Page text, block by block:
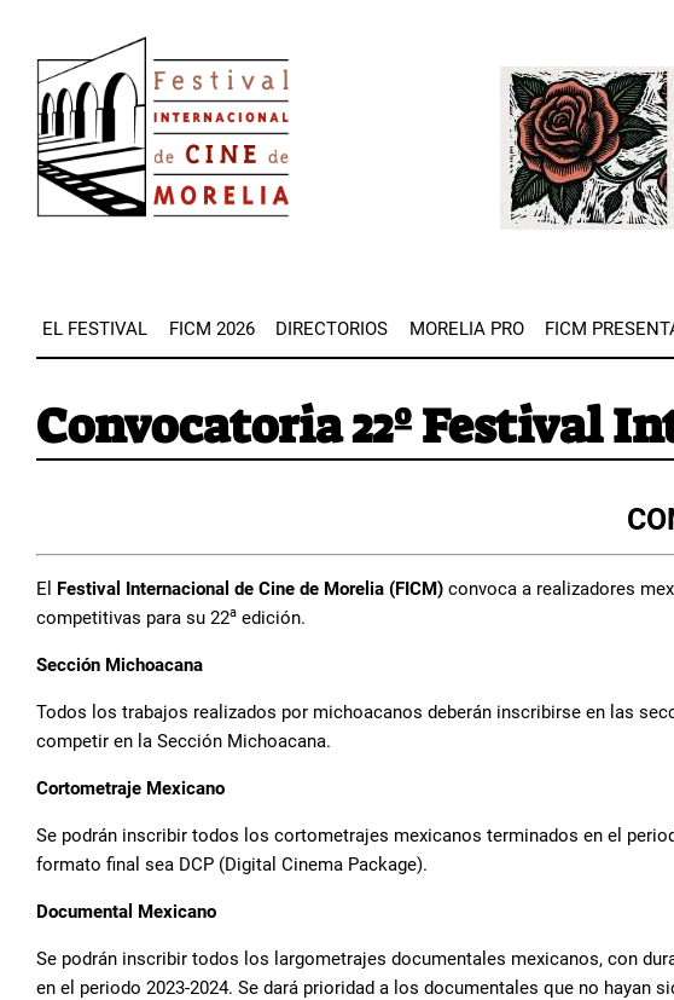
contenido
principal
Image
EL FESTIVAL FICM 2026 DIRECTORIOS MORELIA PRO FICM
Convocatoria 22º Festival
El Festival Internacional de Cine de Morelia (FICM) convoca a realizadores
competitivas para su 22a edición.
Sección Michoacana
Todos los trabajos realizados por michoacanos deberán inscribirse en las
competir en la Sección Michoacana.
Cortometraje Mexicano
Se podrán inscribir todos los cortometrajes mexicanos terminados en el
formato final sea DCP (Digital Cinema Package).
Documental Mexicano
Se podrán inscribir todos los largometrajes documentales mexicanos, con
en el periodo 2023-2024. Se dará prioridad a los documentales que no hayan